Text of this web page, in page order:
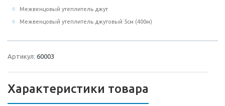
Межвенцовый утеплитель джут
Межвенцовый утеплитель джутовый 5см (400м)
Артикул: 60003
Характеристики товара